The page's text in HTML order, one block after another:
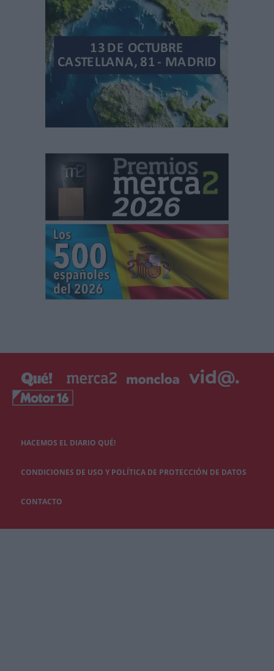
HACEMOS EL DIARIO QUÉ!
CONDICIONES DE USO Y POLÍTICA DE PROTECCIÓN DE DATOS
CONTACTO